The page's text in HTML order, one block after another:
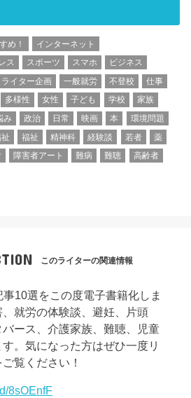
め！
インターネット
ス スポーツ スマホ
ビジネス
ライター企画 一般就労 不登校
仕事
多様性 女性 子ども 学校
家族
み 政治 日常 映画 本
環境問題
福祉 精神科 経験談 若者
薬
障害者アート 難病 難聴 高齢者
このライターの関連情報
10選をこの度電子書籍化しま
就労の体験談、避妊、片頭
ース、介護家族、難聴、児童
。気になった方はぜひ一度リ
覧ください！
8sOEnfF